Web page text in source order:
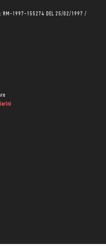
RM-1997-155274 DEL 25/02/1997 /